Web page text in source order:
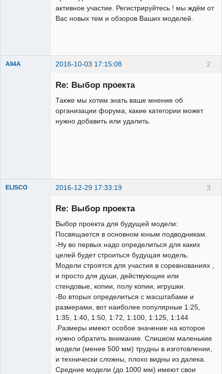
активное участие. Регистрируйтесь ! мы ждём от
Вас новых тем и обзоров Ваших моделей.
2
Ali4A 2016-10-03 17:15:08
Re: Выбор проекта
Также мы хотим знать ваше мнение об
организации форума, какие категории может
нужно добавить или удалить.
3
ELISCO 2016-12-29 17:33:19
Re: Выбор проекта
Выбор проекта для будущей модели:
Посвящается в основном юным подводникам.
-Ну во первых надо определиться для каких
целей будет строиться будущая модель.
Модели строятся для участия в соревнованиях ,
и просто для души, действующие или
стендовые, копии, полу копии, игрушки.
-Во вторых определиться с масштабами и
размерами, вот наиболее популярные 1:25,
1:35, 1:40, 1:50, 1:72, 1:100, 1:125, 1:144
.Размеры имеют особое значение на которое
нужно обратить внимание. Слишком маленькие
модели (менее 500 мм) трудны в изготовлении,
и технически сложны, плохо видны из далека.
Средние модели (до 1000 мм) имеют свои